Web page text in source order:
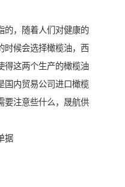
的，随着人们对健康的
时候会选择橄榄油，西
得这两个生产的橄榄油
国内贸易公司进口橄榄
要注意些什么，晟航供
据